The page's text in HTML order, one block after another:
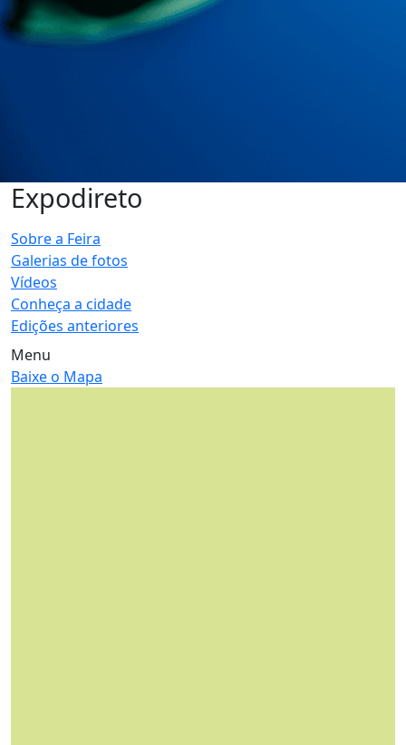
Expodireto
Sobre a Feira
Galerias de fotos
Vídeos
Conheça a cidade
Edições anteriores
Menu
Baixe o Mapa